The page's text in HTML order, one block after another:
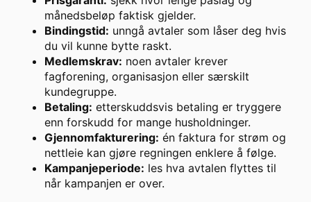
månedsbeløp faktisk gjelder.
Bindingstid: unngå avtaler som låser deg hvis
du vil kunne bytte raskt.
Medlemskrav: noen avtaler krever
fagforening, organisasjon eller særskilt
kundegruppe.
Betaling: etterskuddsvis betaling er tryggere
enn forskudd for mange husholdninger.
Gjennomfakturering: én faktura for strøm og
nettleie kan gjøre regningen enklere å følge.
Kampanjeperiode: les hva avtalen flyttes til
når kampanjen er over.